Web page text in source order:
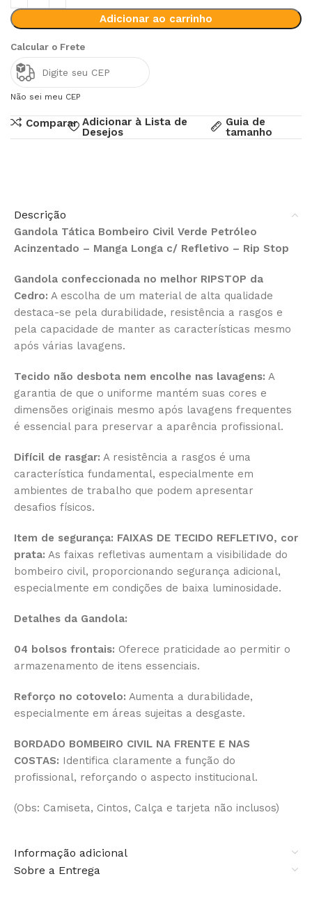
Adicionar ao carrinho
Calcular o Frete
Não sei meu CEP
Comparar Adicionar à Lista de
Desejos
Guia de
tamanho
Descrição
Gandola Tática Bombeiro Civil Verde Petróleo
Acinzentado – Manga Longa c/ Refletivo – Rip Stop
Gandola confeccionada no melhor RIPSTOP da
Cedro: A escolha de um material de alta qualidade
destaca-se pela durabilidade, resistência a rasgos e
pela capacidade de manter as características mesmo
após várias lavagens.
Tecido não desbota nem encolhe nas lavagens: A
garantia de que o uniforme mantém suas cores e
dimensões originais mesmo após lavagens frequentes
é essencial para preservar a aparência profissional.
Difícil de rasgar: A resistência a rasgos é uma
característica fundamental, especialmente em
ambientes de trabalho que podem apresentar
desafios físicos.
Item de segurança: FAIXAS DE TECIDO REFLETIVO, cor
prata: As faixas refletivas aumentam a visibilidade do
bombeiro civil, proporcionando segurança adicional,
especialmente em condições de baixa luminosidade.
Detalhes da Gandola:
04 bolsos frontais: Oferece praticidade ao permitir o
armazenamento de itens essenciais.
Reforço no cotovelo: Aumenta a durabilidade,
especialmente em áreas sujeitas a desgaste.
BORDADO BOMBEIRO CIVIL NA FRENTE E NAS
COSTAS: Identifica claramente a função do
profissional, reforçando o aspecto institucional.
(Obs: Camiseta, Cintos, Calça e tarjeta não inclusos)
Informação adicional
Sobre a Entrega